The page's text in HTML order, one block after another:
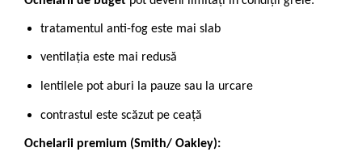
tratamentul anti-fog este mai slab
ventilația este mai redusă
lentilele pot aburi la pauze sau la urcare
contrastul este scăzut pe ceață
Ochelarii premium (Smith/ Oakley):